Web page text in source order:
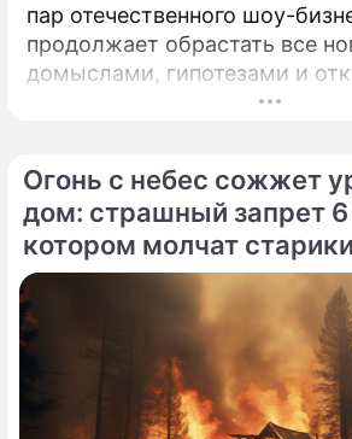
пар отечественного шоу-
продолжает обрастать все
домыслами, гипотезами и
сплетнями. Когда Федор
общественность
нейтральным объяснением.
Огонь с небес сожжет
дом: страшный запрет 6
котором молчат старики